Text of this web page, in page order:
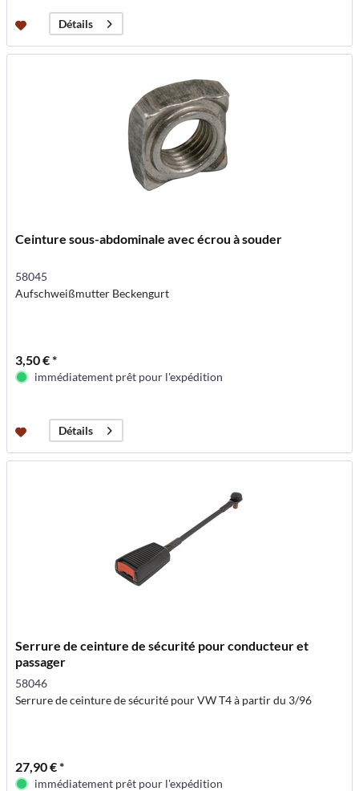
Détails
Ceinture sous-abdominale avec écrou à souder
58045
Aufschweißmutter Beckengurt
3,50 € *
immédiatement prêt pour l'expédition
Détails
Serrure de ceinture de sécurité pour conducteur et
passager
58046
Serrure de ceinture de sécurité pour VW T4 à partir du 3/96
27,90 € *
immédiatement prêt pour l'expédition